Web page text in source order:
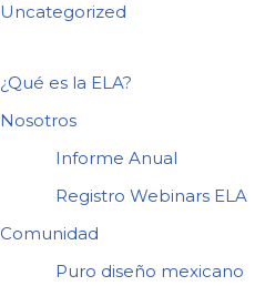
Uncategorized
¿Qué es la ELA?
Nosotros
Informe Anual
Registro Webinars ELA
Comunidad
Puro diseño mexicano